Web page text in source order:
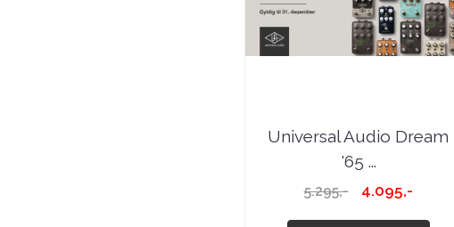
Universal Audio Dream
'65 ...
5.295,- 4.095,-